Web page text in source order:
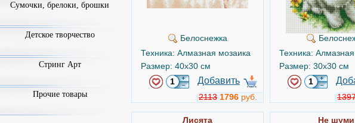
Белоснежка
Техника: Алмазная мозаика
Размер: 40x30 см
Добавить
2113 1796 руб.
Техника:
Размер: 30x30 см
Лисята
Не шуми
Сумочки, брелоки, брошки
Детское творчество
Стринг Арт
Прочие товары